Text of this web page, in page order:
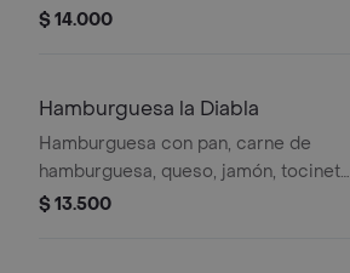
queso, jamón, lechuga, tomate,
$ 14.000
Hamburguesa la Diabla
Hamburguesa con pan, carne de
hamburguesa, queso, jamón, tocineta,
lechuga, tomate, cebolla, salsas bbq y
$ 13.500